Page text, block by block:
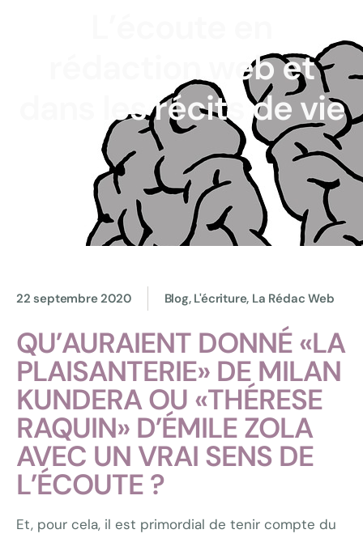
rédaction web et
dans les récits de vie
22 septembre 2020 Blog, L'écriture, La Rédac Web
QU’AURAIENT DONNÉ «LA
PLAISANTERIE» DE MILAN
KUNDERA OU «THÉRESE
RAQUIN» D’ÉMILE ZOLA
AVEC UN VRAI SENS DE
L’ÉCOUTE ?
Et, pour cela, il est primordial de tenir compte du